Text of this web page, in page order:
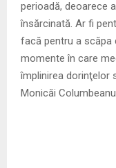
perioadă, deoarece
însărcinată. Ar fi
facă pentru a scăpa
momente în care
împlinirea dorinţelor
Monicăi